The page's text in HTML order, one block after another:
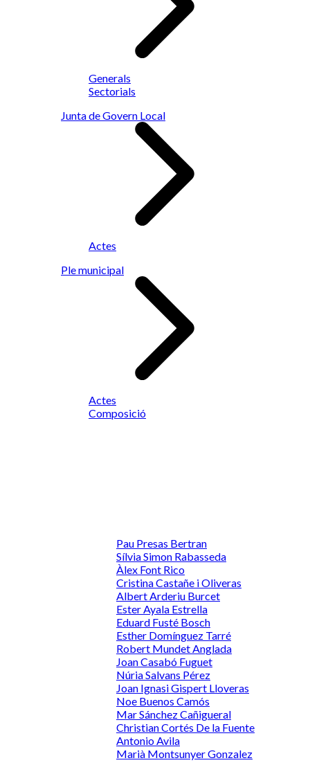
Generals
Sectorials
Junta de Govern Local
Actes
Ple municipal
Actes
Composició
Pau Presas Bertran
Sílvia Simon Rabasseda
Àlex Font Rico
Cristina Castañe i Oliveras
Albert Arderiu Burcet
Ester Ayala Estrella
Eduard Fusté Bosch
Esther Domínguez Tarré
Robert Mundet Anglada
Joan Casabó Fuguet
Núria Salvans Pérez
Joan Ignasi Gispert Lloveras
Noe Buenos Camós
Mar Sánchez Cañigueral
Christian Cortés De la Fuente
Antonio Avila
Marià Montsunyer Gonzalez